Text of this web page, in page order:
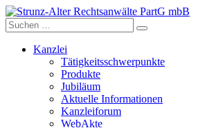
Skip
to
content
Kanzlei
Tätigkeitsschwerpunkte
Produkte
Jubiläum
Aktuelle Informationen
Kanzleiforum
WebAkte